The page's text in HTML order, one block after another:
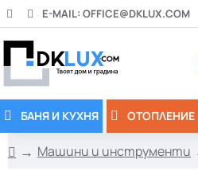
E-MAIL: OFFICE@DKLUX.COM
БАНЯ И КУХНЯ ОТОПЛЕНИЕ
Машини и инструменти